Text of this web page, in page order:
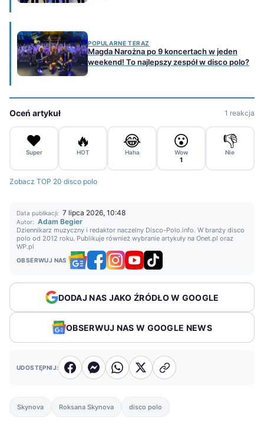
POPULARNE TERAZ
Magda Narożna po 9 koncertach w jeden
weekend! To najlepszy zespół w disco polo?
Oceń artykuł 1 reakcja
❤️
Super
🔥
HOT
😂
Haha
😮
Wow
1
👎
Nie
Zobacz TOP 20 disco polo
Data publikacji: 7 lipca 2026, 10:48
Autor: Adam Begier
Dziennikarz muzyczny i redaktor naczelny Disco-Polo.info. W branży disco
polo od 2012 roku. Publikuje również wybranie artykuły na Onet.pl oraz
WP.pl
OBSERWUJ NAS
DODAJ NAS JAKO ŹRÓDŁO W GOOGLE
OBSERWUJ NAS W GOOGLE NEWS
UDOSTĘPNIJ:
Skynova Roksana Skynova disco polo